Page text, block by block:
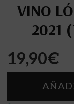
VINO
2021
19,90€